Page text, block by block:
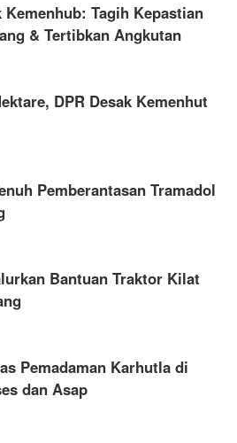
Tagih Kepastian
& Tertibkan Angkutan
DPR Desak Kemenhut
Pemberantasan Tramadol
Bantuan Traktor Kilat
Pemadaman Karhutla di
dan Asap